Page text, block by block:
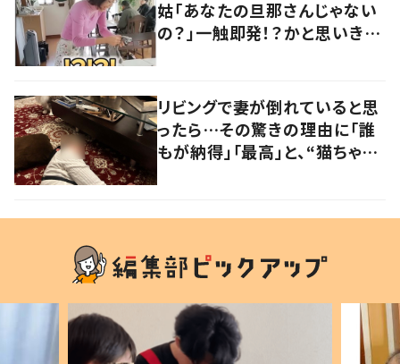
姑「あなたの旦那さんじゃない
の？」一触即発！？かと思いき
リビングで妻が倒れていると思
ったら…その驚きの理由に「誰
もが納得」「最高」と、“猫ちゃん